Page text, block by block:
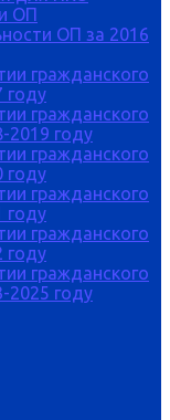
ОП
ОП за 2016
гражданского
году
гражданского
2019 году
гражданского
году
гражданского
году
гражданского
году
гражданского
2025 году